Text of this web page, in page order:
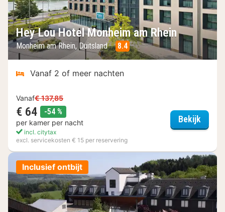
Hey Lou Hotel Monheim am Rhein
Monheim am Rhein, Duitsland 8.4
Vanaf 2 of meer nachten
Vanaf€ 137,85
€ 64 -54 %
per kamer per nacht
incl. citytax
excl. servicekosten € 15 per reservering
Bekijk
Inclusief ontbijt